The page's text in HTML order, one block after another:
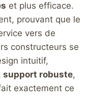
et plus efficace.
prouvant que le
vers de
constructeurs se
intuitif,
support robuste,
exactement ce